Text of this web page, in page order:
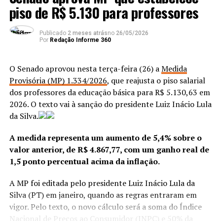
ANÚNCIO
Outras 191.399 – aproximadamente 7,6% dos grupos
frequentam a educação infantil porque não têm creche
na localidade em que vivem ou a unidade fica distante.
Para 238.424, ou cerca de 9,5%, o motivo é a falta de
“A gente têm famílias que preferem não colocar
crianças muito pequenas na creche, crianças com menos
de um ano, por exemplo. Então há essa escolha pelos
índice passou de 5,6% em 2022 para 4,9% em 2025. Já
entre os mais velhos, a taxa passou de 16% em 2022
para 13,8% em 2025 e, pela primeira vez, ficou abaixo
dos 14% para esta faixa desde 2016. A população com 60
total de analfabetos em 2025, com 4,9 milhões de
pessoas sem saber ler ou escrever nessa faixa etária.
Segundo o estudo, mais da metade dos analfabetos (4,8
milhões de pessoas) estava no Nordeste, com uma taxa
Centro-Oeste (3,3%), Sul (2,4%) e Sudeste (2,3%).
piso de R$ 5.130 para professores
Publicado 2 meses atrásno 26/05/2026
Por Redação Informe 360
O Senado aprovou nesta terça-feira (26) aMedida
Provisória (MP) 1.334/2026, que reajusta o piso salarial
dos professores da educação básica para R$ 5.130,63 em
2026. O texto vai à sanção do presidente Luiz Inácio Lula
da Silva.
A medida representa um aumento de 5,4% sobre o
valor anterior, de R$ 4.867,77, com um ganho real de
1,5 ponto percentual acima da inflação.
A MP foi editada pelo presidente Luiz Inácio Lula da
Silva (PT) em janeiro, quando as regras entraram em
vigor. Pelo texto, o novo cálculo será a soma do Índice
Nacional de Preços ao Consumidor (INPC) e 50% da